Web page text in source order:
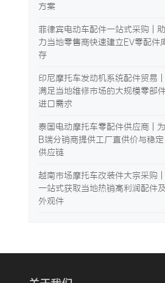
方案
菲律宾电动车配件一站式采购 | 助
力当地零售商快速建立EV零配件
存
印尼摩托车发动机系统配件贸易 |
满足当地维修市场的大规模零部
进口需求
泰国电动摩托车零配件供应商 | 为
B端分销商提供工厂直供价与稳定
供应链
越南市场摩托车改装件大宗采购 |
一站式获取当地热销高利润配件及
外观件